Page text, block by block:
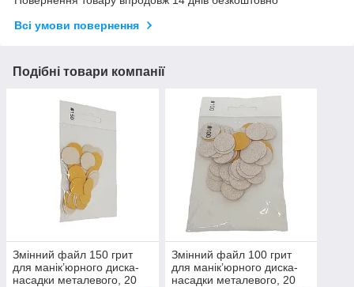
Всі умови повернення
Подібні товари компанії
Змінний файл 150 грит
для манік’юрного диска-
насадки металевого, 20
Змінний файл 100 грит
для манік’юрного диска-
насадки металевого, 20